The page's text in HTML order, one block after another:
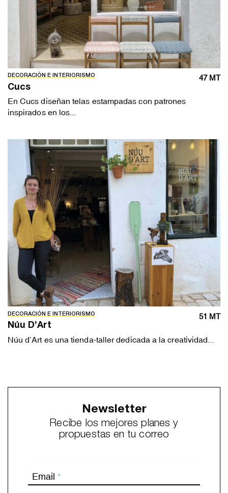
DECORACIÓN E INTERIORISMO 47 MT
Cucs
En Cucs diseñan telas estampadas con patrones
inspirados en los...
DECORACIÓN E INTERIORISMO 51 MT
Núu D’Art
Núu d’Art es una tienda-taller dedicada a la creatividad...
Newsletter
Recibe los mejores planes y
propuestas en tu correo
Email *